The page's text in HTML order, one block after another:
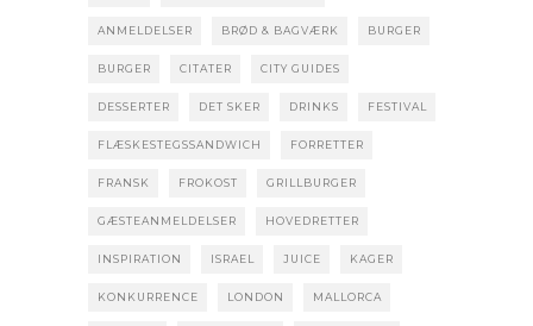
ANMELDELSER BRØD & BAGVÆRK BURGER
BURGER CITATER CITY GUIDES
DESSERTER DET SKER DRINKS FESTIVAL
FLÆSKESTEGSSANDWICH FORRETTER
FRANSK FROKOST GRILLBURGER
GÆSTEANMELDELSER HOVEDRETTER
INSPIRATION ISRAEL JUICE KAGER
KONKURRENCE LONDON MALLORCA